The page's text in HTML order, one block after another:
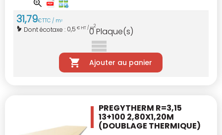
31,79€TTC / m2
Dont écotaxe : 0,5 € HT / m2
0 Plaque(s)
Ajouter au panier
PREGYTHERM R=3,15
13+100 2,80X1,20M
(DOUBLAGE THERMIQUE)